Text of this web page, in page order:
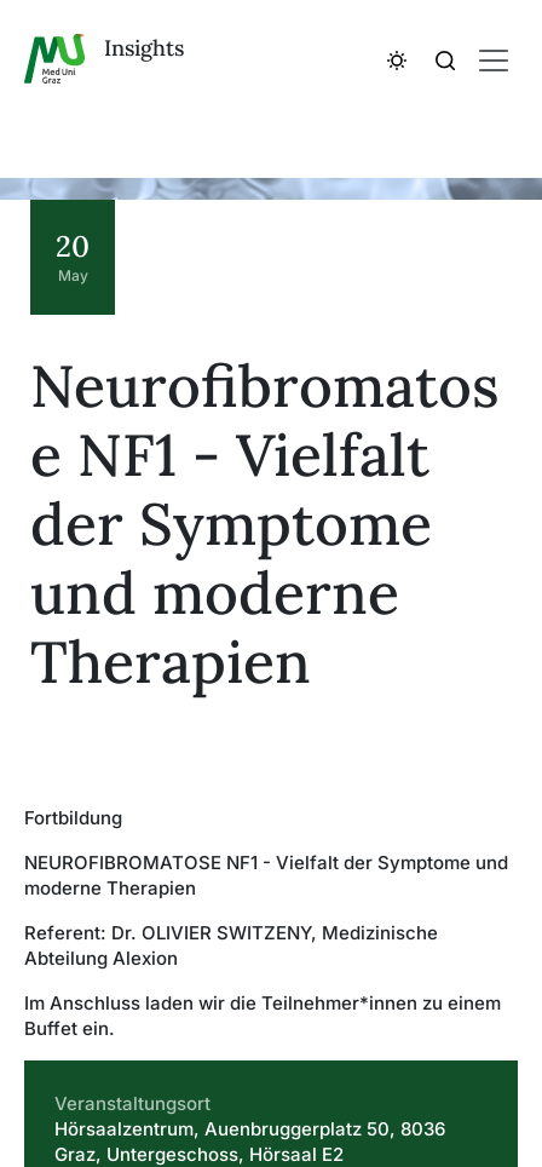
Insights
20
May
Neurofibromatos
e NF1 - Vielfalt
der Symptome
und moderne
Therapien
Fortbildung
NEUROFIBROMATOSE NF1 - Vielfalt der Symptome und
moderne Therapien
Referent: Dr. OLIVIER SWITZENY, Medizinische
Abteilung Alexion
Im Anschluss laden wir die Teilnehmer*innen zu einem
Buffet ein.
Veranstaltungsort
Hörsaalzentrum, Auenbruggerplatz 50, 8036
Graz, Untergeschoss, Hörsaal E2